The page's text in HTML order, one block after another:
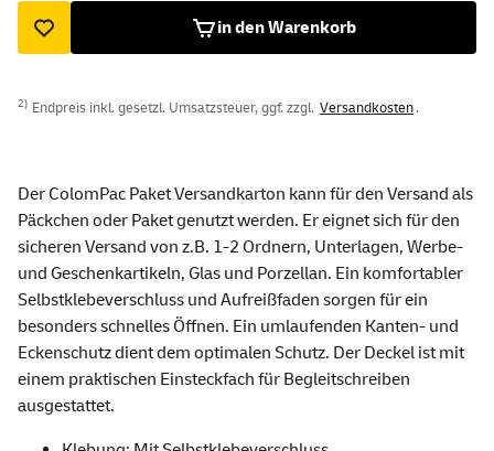
in den Warenkorb
2) Endpreis inkl. gesetzl. Umsatzsteuer, ggf. zzgl. Versandkosten.
Der ColomPac Paket Versandkarton kann für den Versand als
Päckchen oder Paket genutzt werden. Er eignet sich für den
sicheren Versand von z.B. 1-2 Ordnern, Unterlagen, Werbe-
und Geschenkartikeln, Glas und Porzellan. Ein komfortabler
Selbstklebeverschluss und Aufreißfaden sorgen für ein
besonders schnelles Öffnen. Ein umlaufenden Kanten- und
Eckenschutz dient dem optimalen Schutz. Der Deckel ist mit
einem praktischen Einsteckfach für Begleitschreiben
ausgestattet.